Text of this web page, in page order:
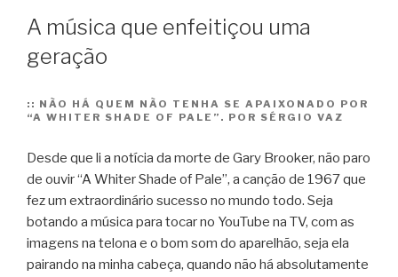
A música que enfeitiçou uma
geração
:: NÃO HÁ QUEM NÃO TENHA SE APAIXONADO POR
“A WHITER SHADE OF PALE”. POR SÉRGIO VAZ
Desde que li a notícia da morte de Gary Brooker, não paro
de ouvir “A Whiter Shade of Pale”, a canção de 1967 que
fez um extraordinário sucesso no mundo todo. Seja
botando a música para tocar no YouTube na TV, com as
imagens na telona e o bom som do aparelhão, seja ela
pairando na minha cabeça, quando não há absolutamente